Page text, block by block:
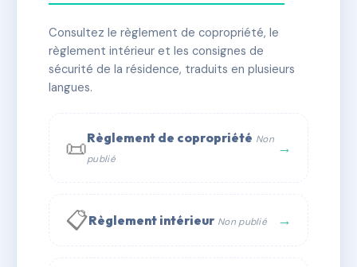
⚠ IMMATRICULEE_RATTACHEMENT_EXPIRE
🏠 29 lots
🏗 1 bâtiment(s)
📞 Contacter Syndic Digital 💬 WhatsApp
✉ Email
Consultez le règlement de copropriété, le
règlement intérieur et les consignes de
sécurité de la résidence, traduits en plusieurs
langues.
📜Règlement de copropriété Non
publié
→
📋Règlement intérieur Non publié →